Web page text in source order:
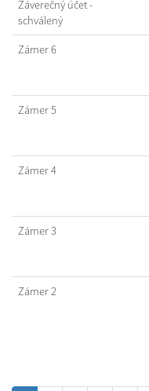
Záverečný účet -
schválený
Zámer 6
Zámer 5
Zámer 4
Zámer 3
Zámer 2